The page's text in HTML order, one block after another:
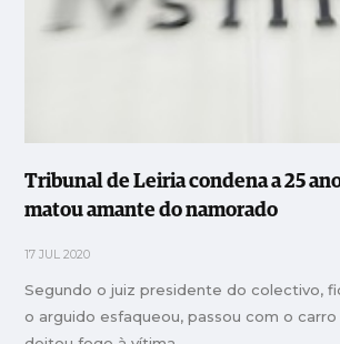
Tribunal de Leiria condena a 25
matou amante do namorado
17 JUL 2020
Segundo o juiz presidente do colectivo,
o arguido esfaqueou, passou com o